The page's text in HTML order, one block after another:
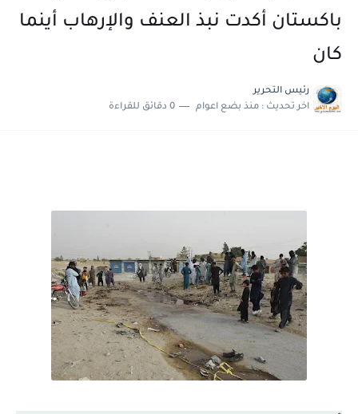
باكستان أكدت نبذ العنف والإرهاب أينما
كان
رئيس التحرير
اخر تحديث : منذ بضع اعوام 0 دقائق للقراءة